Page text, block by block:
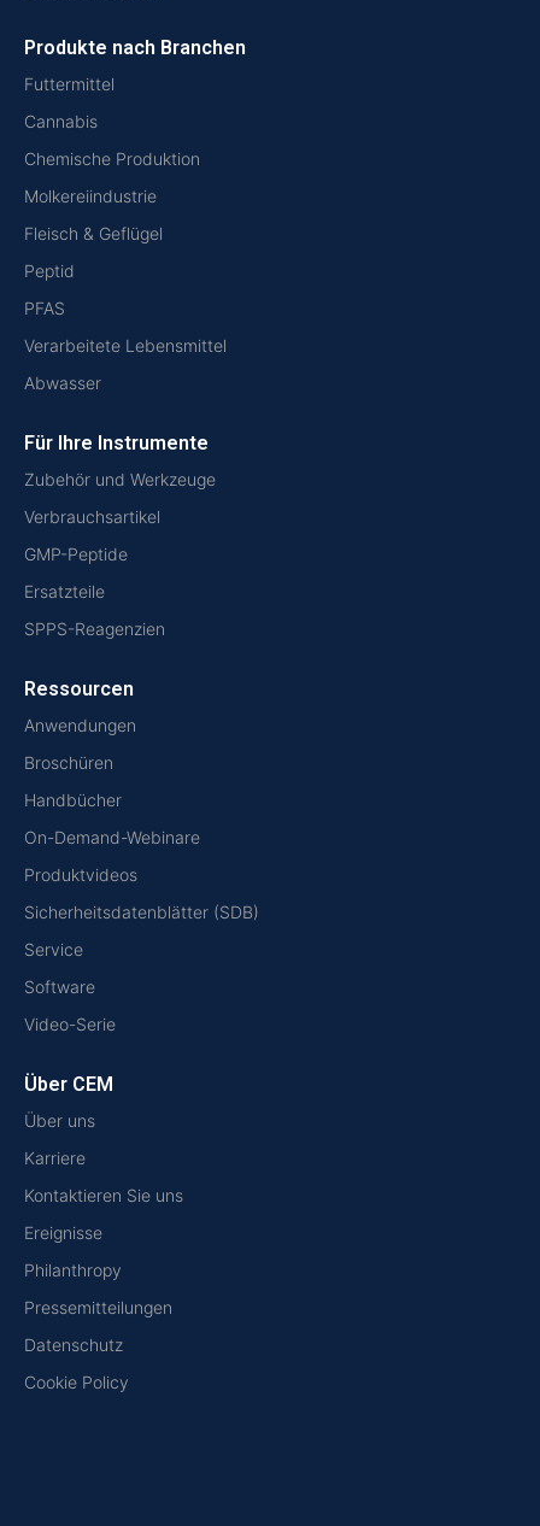
Produkte nach Branchen
Futtermittel
Cannabis
Chemische Produktion
Molkereiindustrie
Fleisch & Geflügel
Peptid
PFAS
Verarbeitete Lebensmittel
Abwasser
Für Ihre Instrumente
Zubehör und Werkzeuge
Verbrauchsartikel
GMP-Peptide
Ersatzteile
SPPS-Reagenzien
Ressourcen
Anwendungen
Broschüren
Handbücher
On-Demand-Webinare
Produktvideos
Sicherheitsdatenblätter (SDB)
Service
Software
Video-Serie
Über CEM
Über uns
Karriere
Kontaktieren Sie uns
Ereignisse
Philanthropy
Pressemitteilungen
Datenschutz
Cookie Policy